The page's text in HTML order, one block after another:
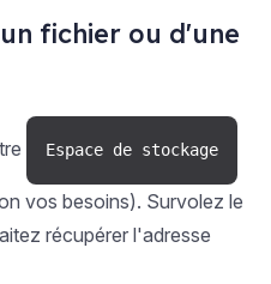
fichier ou d'une
Espace de stockage
vos besoins). Survolez le
récupérer l'adresse